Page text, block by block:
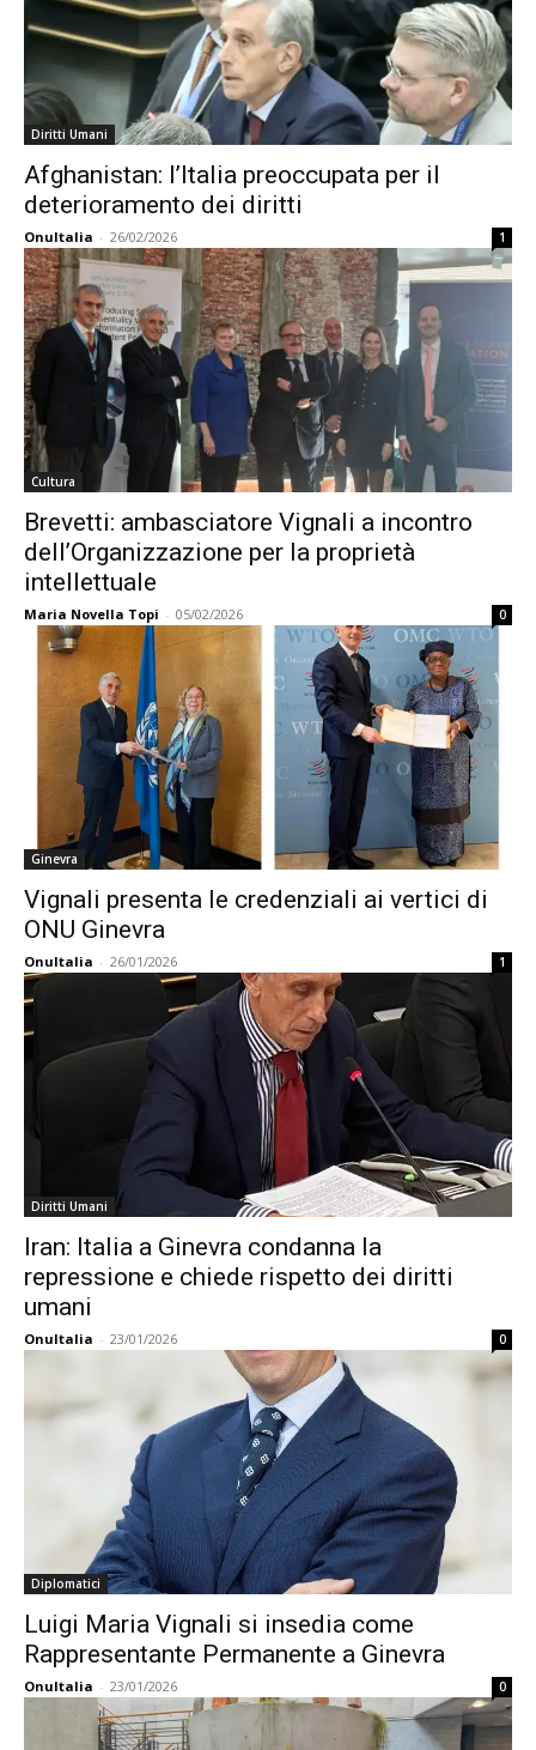
Diritti Umani
Afghanistan: l’Italia preoccupata per il
deterioramento dei diritti
OnuItalia - 26/02/2026 1
Cultura
Brevetti: ambasciatore Vignali a incontro
dell’Organizzazione per la proprietà
intellettuale
Maria Novella Topi - 05/02/2026 0
Ginevra
Vignali presenta le credenziali ai vertici di
ONU Ginevra
OnuItalia - 26/01/2026 1
Diritti Umani
Iran: Italia a Ginevra condanna la
repressione e chiede rispetto dei diritti
umani
OnuItalia - 23/01/2026 0
Diplomatici
Luigi Maria Vignali si insedia come
Rappresentante Permanente a Ginevra
OnuItalia - 23/01/2026 0